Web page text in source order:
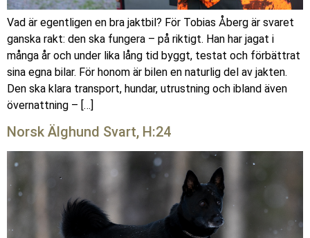
Vad är egentligen en bra jaktbil? För Tobias Åberg är svaret
ganska rakt: den ska fungera – på riktigt. Han har jagat i
många år och under lika lång tid byggt, testat och förbättrat
sina egna bilar. För honom är bilen en naturlig del av jakten.
Den ska klara transport, hundar, utrustning och ibland även
övernattning – […]
Norsk Älghund Svart, H:24